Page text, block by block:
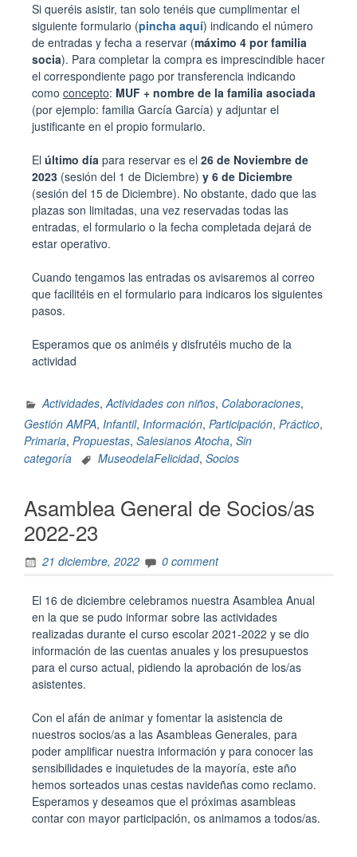
Si queréis asistir, tan solo tenéis que cumplimentar el
siguiente formulario (pincha aquí) indicando el número
de entradas y fecha a reservar (máximo 4 por familia
socia). Para completar la compra es imprescindible hacer
el correspondiente pago por transferencia indicando
como concepto: MUF + nombre de la familia asociada
(por ejemplo: familia García García) y adjuntar el
justificante en el propio formulario.
El último día para reservar es el 26 de Noviembre de
2023 (sesión del 1 de Diciembre) y 6 de Diciembre
(sesión del 15 de Diciembre). No obstante, dado que las
plazas son limitadas, una vez reservadas todas las
entradas, el formulario o la fecha completada dejará de
estar operativo.
Cuando tengamos las entradas os avisaremos al correo
que facilitéis en el formulario para indicaros los siguientes
pasos.
Esperamos que os animéis y disfrutéis mucho de la
actividad
Actividades,Actividades con niños, Colaboraciones,
Gestión AMPA, Infantil, Información, Participación, Práctico,
Primaria, Propuestas, Salesianos Atocha, Sin
categoría
MuseodelaFelicidad, Socios
Asamblea General de Socios/as
2022-23
21 diciembre, 2022 0 comment
El 16 de diciembre celebramos nuestra Asamblea Anual
en la que se pudo informar sobre las actividades
realizadas durante el curso escolar 2021-2022 y se dio
información de las cuentas anuales y los presupuestos
para el curso actual, pidiendo la aprobación de los/as
asistentes.
Con el afán de animar y fomentar la asistencia de
nuestros socios/as a las Asambleas Generales, para
poder amplificar nuestra información y para conocer las
sensibilidades e inquietudes de la mayoría, este año
hemos sorteados unas cestas navideñas como reclamo.
Esperamos y deseamos que el próximas asambleas
contar con mayor participación, os animamos a todos/as.